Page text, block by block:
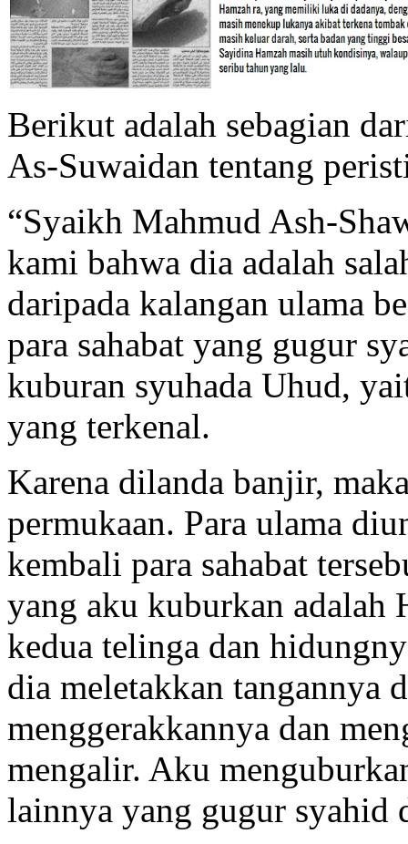
Berikut adalah sebagian
As-Suwaidan tentang
“Syaikh Mahmud Ash-
kami bahwa dia adalah
daripada kalangan ulama
para sahabat yang gugur
kuburan syuhada Uhud,
yang terkenal.
Karena dilanda banjir,
permukaan. Para ulama
kembali para sahabat
yang aku kuburkan adalah
kedua telinga dan
dia meletakkan tangannya
menggerakkannya dan
mengalir. Aku
lainnya yang gugur syahid